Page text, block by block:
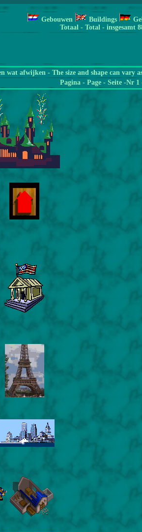
Gebouwen Buildings
Totaal - Total - insgesamt
wat afwijken - The size and shape can vary
Pagina - Page - Seite -Nr 1